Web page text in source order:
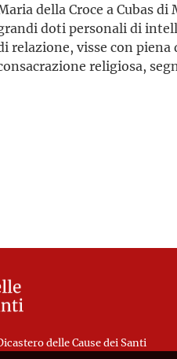
della Croce a Cubas
doti personali di
relazione, visse con piena
religiosa,
componente mistica che
delle Cause dei Santi